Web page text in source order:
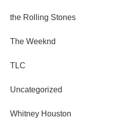
the Rolling Stones
The Weeknd
TLC
Uncategorized
Whitney Houston